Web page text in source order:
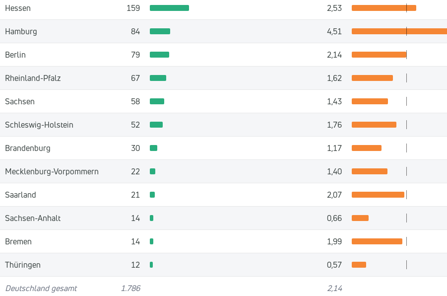
Hessen 159 2,53
Hamburg 84 4,51
Berlin 79 2,14
Rheinland-Pfalz 67 1,62
Sachsen 58 1,43
Schleswig-Holstein 52 1,76
Brandenburg 30 1,17
Mecklenburg-Vorpommern 22 1,40
Saarland 21 2,07
Sachsen-Anhalt 14 0,66
Bremen 14 1,99
Thüringen 12 0,57
Deutschland gesamt 1.786 2,14